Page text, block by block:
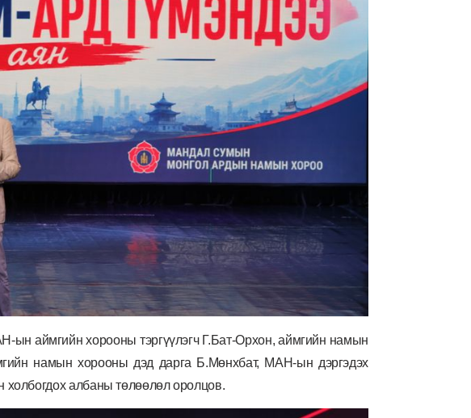
аймгийн хорооны тэргүүлэгч Г.Бат-Орхон, аймгийн намын
намын хорооны дэд дарга Б.Мөнхбат, МАН-ын дэргэдэх
холбогдох албаны төлөөлөл оролцов.